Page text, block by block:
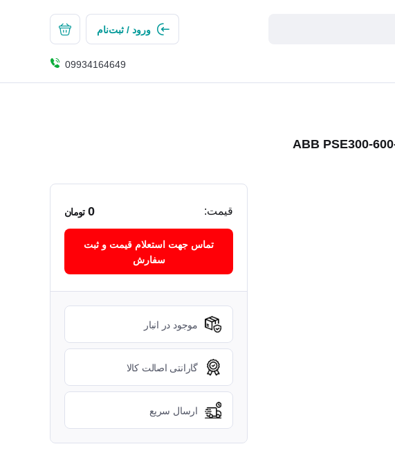
ورود / ثبت‌نام
09934164649
قیمت: 0 تومان
تماس جهت استعلام قیمت و ثبت
سفارش
موجود در انبار
گارانتی اصالت کالا
ارسال سریع